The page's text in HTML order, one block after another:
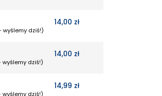
wyślemy dziś!)
14,00 zł
wyślemy dziś!)
14,00 zł
wyślemy dziś!)
14,99 zł